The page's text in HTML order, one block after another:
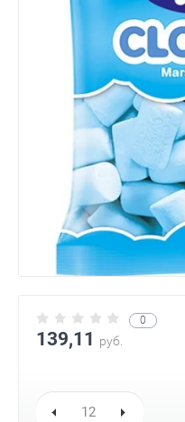
0
139,11 руб.